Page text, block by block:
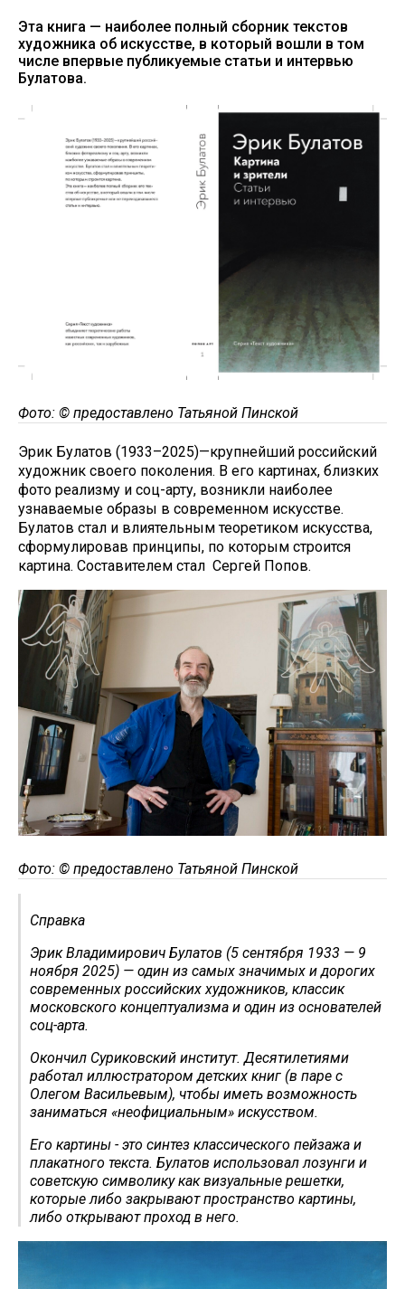
Эта книга — наиболее полный сборник текстов
художника об искусстве, в который вошли в том
числе впервые публикуемые статьи и интервью
Булатова.
Фото: © предоставлено Татьяной Пинской
Эрик Булатов (1933–2025)—крупнейший российский
художник своего поколения. В его картинах, близких
фото реализму и соц-арту, возникли наиболее
узнаваемые образы в современном искусстве.
Булатов стал и влиятельным теоретиком искусства,
сформулировав принципы, по которым строится
картина. Составителем стал Сергей Попов.
Фото: © предоставлено Татьяной Пинской
Справка
Эрик Владимирович Булатов (5 сентября 1933 — 9
ноября 2025) — один из самых значимых и дорогих
современных российских художников, классик
московского концептуализма и один из основателей
соц-арта.
Окончил Суриковский институт. Десятилетиями
работал иллюстратором детских книг (в паре с
Олегом Васильевым), чтобы иметь возможность
заниматься «неофициальным» искусством.
Его картины - это синтез классического пейзажа и
плакатного текста. Булатов использовал лозунги и
советскую символику как визуальные решетки,
которые либо закрывают пространство картины,
либо открывают проход в него.